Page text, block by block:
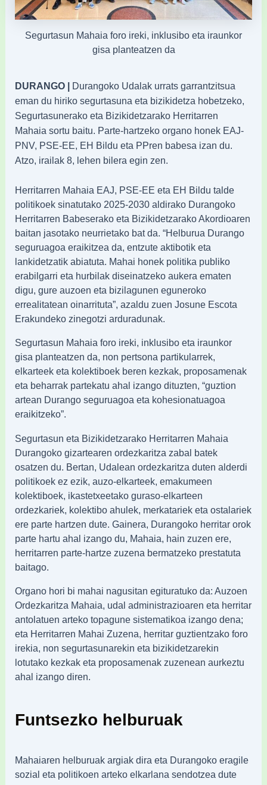
Segurtasun Mahaia foro ireki, inklusibo eta iraunkor
gisa planteatzen da
DURANGO |
Durangoko Udalak urrats garrantzitsua
eman du hiriko segurtasuna eta bizikidetza hobetzeko,
Segurtasunerako eta Bizikidetzarako Herritarren
Mahaia sortu baitu. Parte-hartzeko organo honek EAJ-
PNV, PSE-EE, EH Bildu eta PPren babesa izan du.
Atzo, irailak 8, lehen bilera egin zen.
Herritarren Mahaia EAJ, PSE-EE eta EH Bildu talde
politikoek sinatutako 2025-2030 aldirako Durangoko
Herritarren Babeserako eta Bizikidetzarako Akordioaren
baitan jasotako neurrietako bat da. “Helburua Durango
seguruagoa eraikitzea da, entzute aktibotik eta
lankidetzatik abiatuta. Mahai honek politika publiko
erabilgarri eta hurbilak diseinatzeko aukera ematen
digu, gure auzoen eta bizilagunen eguneroko
errealitatean oinarrituta”, azaldu zuen Josune Escota
Erakundeko zinegotzi arduradunak.
Segurtasun Mahaia foro ireki, inklusibo eta iraunkor
gisa planteatzen da, non pertsona partikularrek,
elkarteek eta kolektiboek beren kezkak, proposamenak
eta beharrak partekatu ahal izango dituzten, “guztion
artean Durango seguruagoa eta kohesionatuagoa
eraikitzeko”.
Segurtasun eta Bizikidetzarako Herritarren Mahaia
Durangoko gizartearen ordezkaritza zabal batek
osatzen du. Bertan, Udalean ordezkaritza duten alderdi
politikoek ez ezik, auzo-elkarteek, emakumeen
kolektiboek, ikastetxeetako guraso-elkarteen
ordezkariek, kolektibo ahulek, merkatariek eta ostalariek
ere parte hartzen dute. Gainera, Durangoko herritar orok
parte hartu ahal izango du, Mahaia, hain zuzen ere,
herritarren parte-hartze zuzena bermatzeko prestatuta
baitago.
Organo hori bi mahai nagusitan egituratuko da: Auzoen
Ordezkaritza Mahaia, udal administrazioaren eta herritar
antolatuen arteko topagune sistematikoa izango dena;
eta Herritarren Mahai Zuzena, herritar guztientzako foro
irekia, non segurtasunarekin eta bizikidetzarekin
lotutako kezkak eta proposamenak zuzenean aurkeztu
ahal izango diren.
Funtsezko helburuak
Mahaiaren helburuak argiak dira eta Durangoko eragile
sozial eta politikoen arteko elkarlana sendotzea dute